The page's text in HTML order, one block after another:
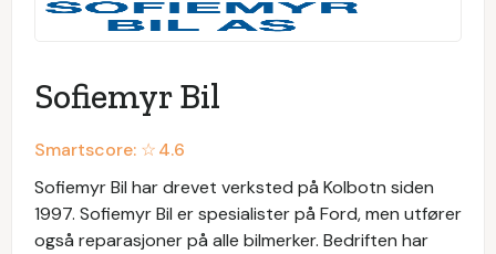
Sofiemyr Bil
Smartscore: ☆4.6
Sofiemyr Bil har drevet verksted på Kolbotn siden
1997. Sofiemyr Bil er spesialister på Ford, men utfører
også reparasjoner på alle bilmerker. Bedriften har